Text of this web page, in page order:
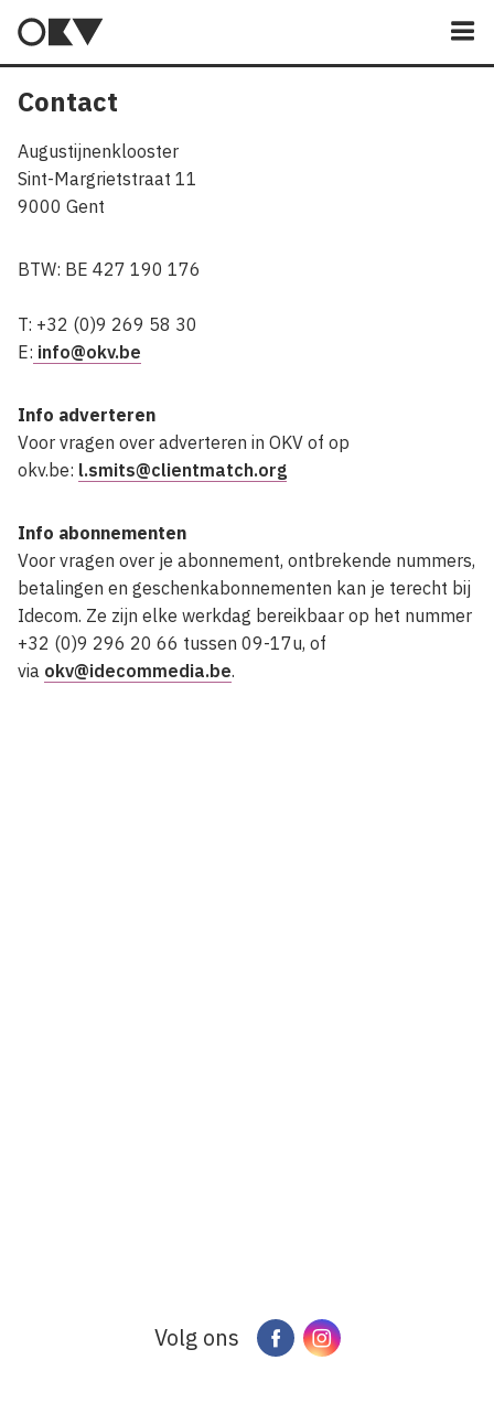
Contact
Augustijnenklooster
Sint-Margrietstraat 11
9000 Gent
BTW: BE 427 190 176
T: +32 (0)9 269 58 30
E: info@okv.be
Info adverteren
Voor vragen over adverteren in OKV of op
okv.be: l.smits@clientmatch.org
Info abonnementen
Voor vragen over je abonnement, ontbrekende nummers,
betalingen en geschenkabonnementen kan je terecht bij
Idecom. Ze zijn elke werkdag bereikbaar op het nummer
+32 (0)9 296 20 66 tussen 09-17u, of
via okv@idecommedia.be.
Volg ons FacebookInstagram